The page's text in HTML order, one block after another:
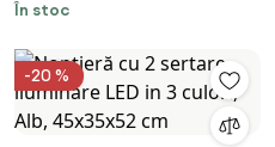
LED touch, 3 tipuri de culoare,
În stoc
-20 %